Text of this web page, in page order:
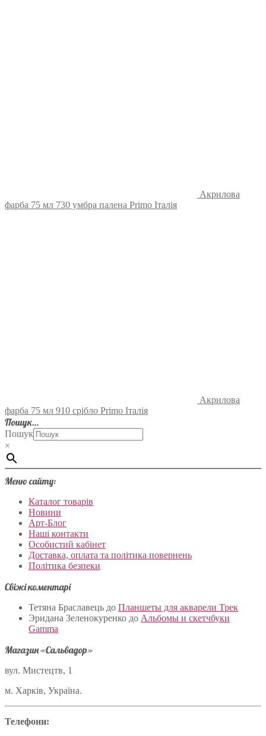
Акрилова
фарба 75 мл 730 умбра палена Primo Італія
Акрилова
фарба 75 мл 910 срібло Primo Італія
Пошук…
Пошук
×
Меню сайту:
Каталог товарів
Новини
Арт-Блог
Наші контакти
Особистий кабінет
Доставка, оплата та політика повернень
Політика безпеки
Свіжі коментарі
Тетяна Браславець до Планшеты для акварели Трек
Эридана Зеленокуренко до Альбомы и скетчбуки
Gamma
Магазин «Сальвадор»
вул. Мистецтв, 1
м. Харків, Україна.
Телефони: